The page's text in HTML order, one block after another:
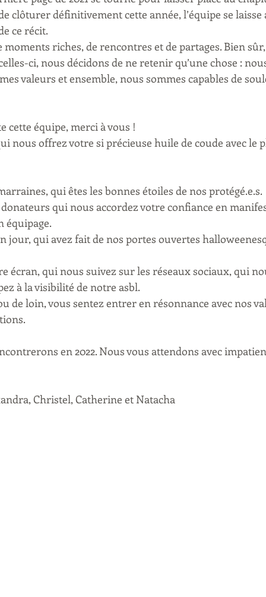
clôturer définitivement cette année, l’équipe se
ce récit.
moments riches, de rencontres et de partages. Bien
ci, nous décidons de ne retenir qu’une chose :
valeurs et ensemble, nous sommes capables de
cette équipe, merci à vous !
nous offrez votre si précieuse huile de coude avec le
qui êtes les bonnes étoiles de nos protégé.e.s.
qui nous accordez votre confiance en
équipage.
jour, qui avez fait de nos portes ouvertes
écran, qui nous suivez sur les réseaux sociaux, qui
à la visibilité de notre asbl.
de loin, vous sentez entrer en résonnance avec nos
en 2022. Nous vous attendons avec
Christel, Catherine et Natacha